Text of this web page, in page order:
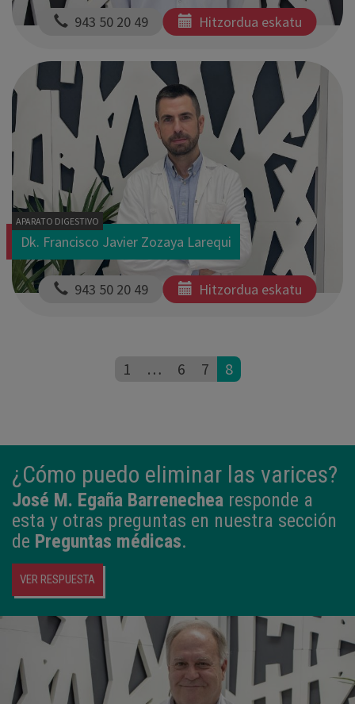
943 50 20 49 Hitzordua eskatu
APARATO DIGESTIVO
Dk. Francisco Javier Zozaya Larequi
943 50 20 49 Hitzordua eskatu
1 … 6 7 8
¿Cómo puedo eliminar las varices?
José M. Egaña Barrenechea responde a
esta y otras preguntas en nuestra sección
de Preguntas médicas.
VER RESPUESTA